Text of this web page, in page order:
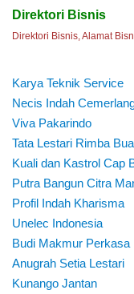
Direktori Bisnis
Direktori Bisnis, Alamat
Karya Teknik Service
Necis Indah
Viva Pakarindo
Tata Lestari Rimba
Kuali dan Kastrol Cap
Putra Bangun Citra
Profil Indah Kharisma
Unelec Indonesia
Budi Makmur Perkasa
Anugrah Setia Lestari
Kunango Jantan